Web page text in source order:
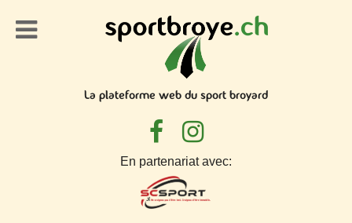
La plateforme web du sport broyard
En partenariat avec: